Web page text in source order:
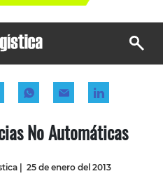
No Automáticas
| 25 de enero del 2013